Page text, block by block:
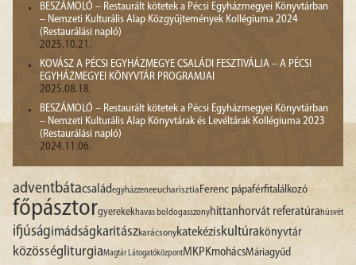
BESZÁMOLÓ – Restaurált kötetek a Pécsi Egyházmegyei Könyvtárban
– Nemzeti Kulturális Alap Közgyűjtemények Kollégiuma 2024
(Restaurálási napló)
2025.10.21.
KOVÁSZ A PÉCSI EGYHÁZMEGYE CSALÁDI FESZTIVÁLJA – A PÉCSI
EGYHÁZMEGYEI KÖNYVTÁR PROGRAMJAI
2025.08.18.
BESZÁMOLÓ – Restaurált kötetek a Pécsi Egyházmegyei Könyvtárban
– Nemzeti Kulturális Alap Könyvtárak és Levéltárak Kollégiuma 2023
(Restaurálási napló)
2024.11.06.
adventbátacsaládegyházzeneeucharisztiaFerenc pápaférfitalálkozó
főpásztorgyerekekhavas boldogasszonyhittanhorvát referatúrahúsvét
ifjúságimádságkaritászkarácsonykatekéziskultúrakönyvtár
közösségliturgiaMagtár LátogatóközpontMKPKmohácsMáriagyűd